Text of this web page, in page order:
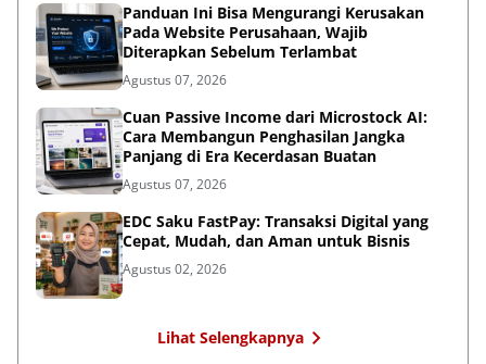
Panduan Ini Bisa Mengurangi Kerusakan
Pada Website Perusahaan, Wajib
Diterapkan Sebelum Terlambat
Agustus 07, 2026
Cuan Passive Income dari Microstock AI:
Cara Membangun Penghasilan Jangka
Panjang di Era Kecerdasan Buatan
Agustus 07, 2026
EDC Saku FastPay: Transaksi Digital yang
Cepat, Mudah, dan Aman untuk Bisnis
Agustus 02, 2026
Lihat Selengkapnya